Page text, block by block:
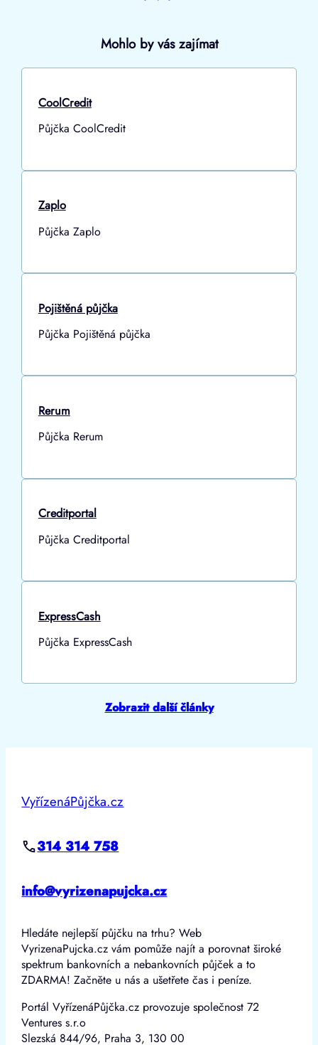
Mohlo by vás zajímat
CoolCredit
Půjčka CoolCredit
Zaplo
Půjčka Zaplo
Pojištěná půjčka
Půjčka Pojištěná půjčka
Rerum
Půjčka Rerum
Creditportal
Půjčka Creditportal
ExpressCash
Půjčka ExpressCash
Zobrazit další články
VyřízenáPůjčka.cz
314 314 758
info@vyrizenapujcka.cz
Hledáte nejlepší půjčku na trhu? Web
VyrizenaPujcka.cz vám pomůže najít a porovnat široké
spektrum bankovních a nebankovních půjček a to
ZDARMA! Začněte u nás a ušetřete čas i peníze.
Portál VyřízenáPůjčka.cz provozuje společnost 72
Ventures s.r.o
Slezská 844/96, Praha 3, 130 00